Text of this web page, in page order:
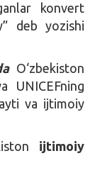
konvert
deb yozishi
O‘zbekiston
UNICEFning
va ijtimoiy
ijtimoiy